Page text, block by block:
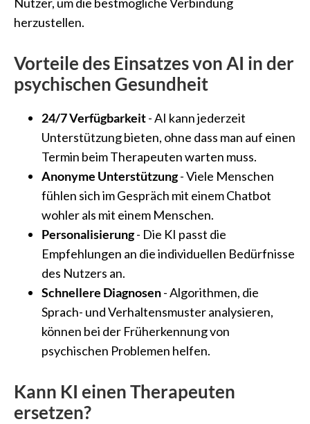
herzustellen.
Vorteile des Einsatzes von AI in der
psychischen Gesundheit
24/7 Verfügbarkeit- AI kann jederzeit
Unterstützung bieten, ohne dass man auf einen
Termin beim Therapeuten warten muss.
Anonyme Unterstützung- Viele Menschen
fühlen sich im Gespräch mit einem Chatbot
wohler als mit einem Menschen.
Personalisierung- Die KI passt die
Empfehlungen an die individuellen Bedürfnisse
des Nutzers an.
Schnellere Diagnosen- Algorithmen, die
Sprach- und Verhaltensmuster analysieren,
können bei der Früherkennung von
psychischen Problemen helfen.
Kann KI einen Therapeuten
ersetzen?